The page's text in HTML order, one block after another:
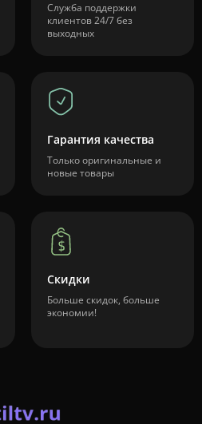
Служба поддержки
клиентов 24/7 без
выходных
Гарантия качества
Только оригинальные и
новые товары
Скидки
Больше скидок, больше
экономии!